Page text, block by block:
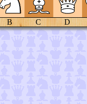
B C D